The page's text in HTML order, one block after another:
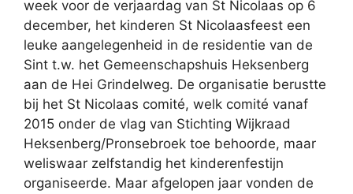
week voor de verjaardag van St Nicolaas op 6
december, het kinderen St Nicolaasfeest een
leuke aangelegenheid in de residentie van de
Sint t.w. het Gemeenschapshuis Heksenberg
aan de Hei Grindelweg. De organisatie berustte
bij het St Nicolaas comité, welk comité vanaf
2015 onder de vlag van Stichting Wijkraad
Heksenberg/Pronsebroek toe behoorde, maar
weliswaar zelfstandig het kinderenfestijn
organiseerde. Maar afgelopen jaar vonden de